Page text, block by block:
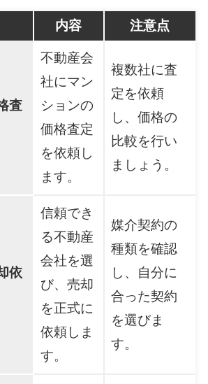
内容 注意点
査
不動産会
社にマン
ションの
価格査定
を依頼し
ます。
複数社に査
定を依頼
し、価格の
比較を行い
ましょう。
依
信頼でき
る不動産
会社を選
び、売却
を正式に
依頼しま
す。
媒介契約の
種類を確認
し、自分に
合った契約
を選びま
す。